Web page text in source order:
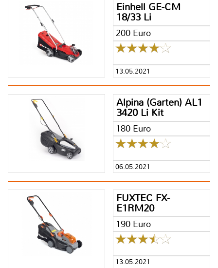
Einhell GE-CM
18/33 Li
200 Euro
13.05.2021
Alpina (Garten) AL1
3420 Li Kit
180 Euro
06.05.2021
FUXTEC FX-
E1RM20
190 Euro
13.05.2021